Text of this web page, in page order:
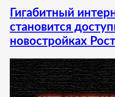
Гигабитный
становится
новостройках